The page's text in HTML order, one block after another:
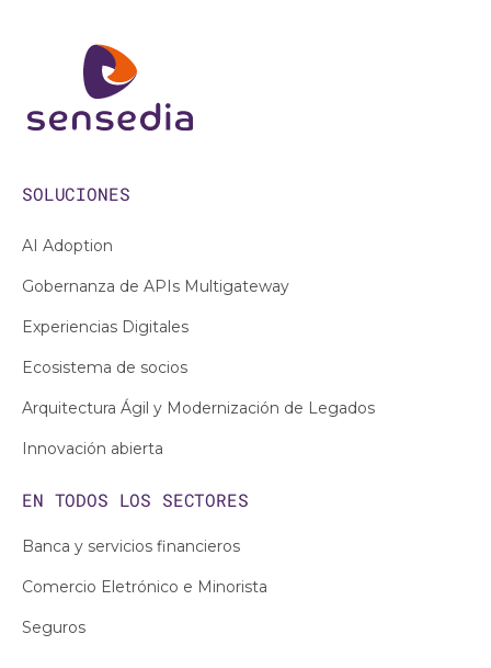
SOLUCIONES
AI Adoption
Gobernanza de APIs Multigateway
Experiencias Digitales
Ecosistema de socios
Arquitectura Ágil y Modernización de Legados
Innovación abierta
EN TODOS LOS SECTORES
Banca y servicios financieros
Comercio Eletrónico e Minorista
Seguros